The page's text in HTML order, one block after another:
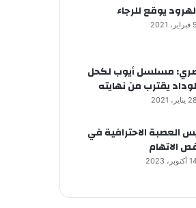
يوقع للرجاء
5 فبراير، 2021
مسلسل أيوب لكحل
يقترب من نهايته
28 يناير، 2021
العصبة الاحترافية في
الاتهام
2023